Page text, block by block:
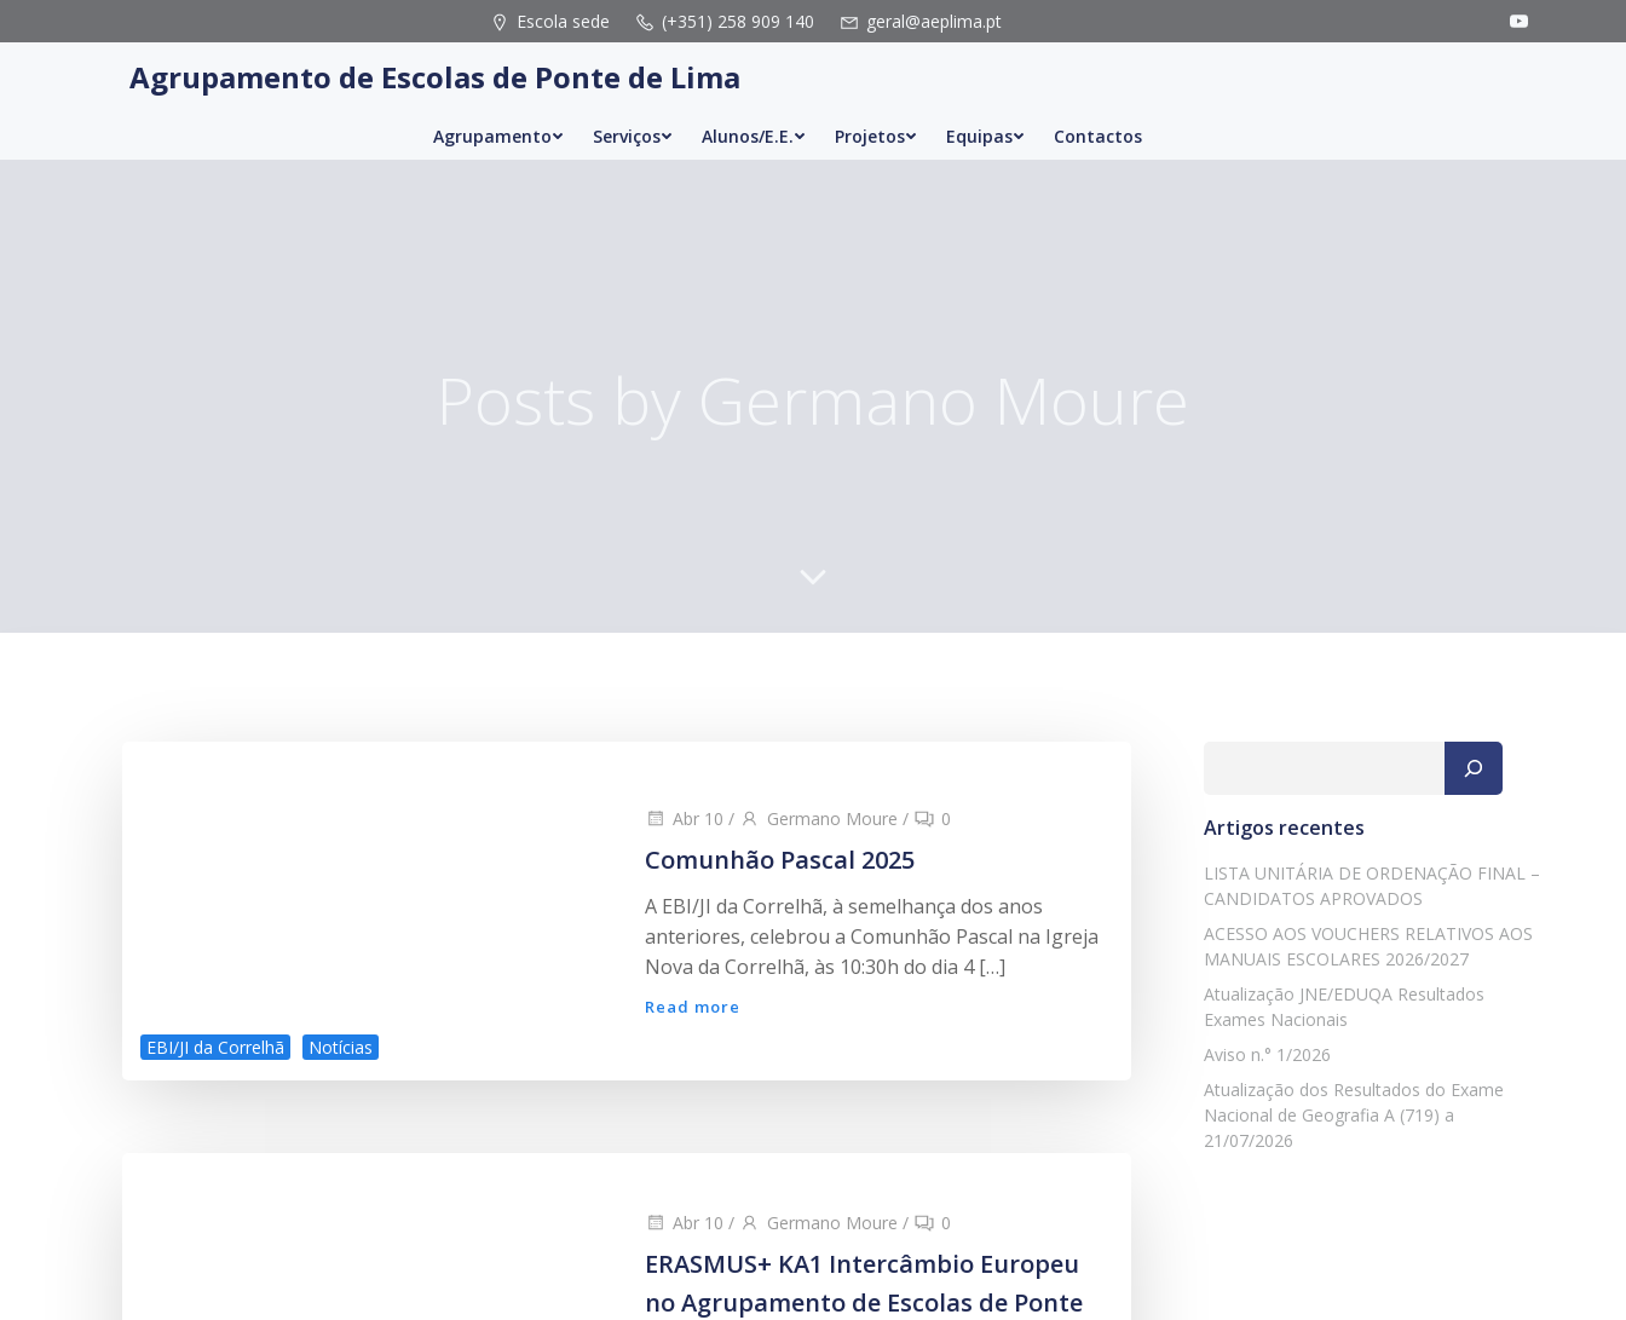
to
Escola sede (+351) 258 909 140 geral@aeplima.pt
Agrupamento de Escolas de Ponte de Lima
Agrupamento Serviços Alunos/E.E. Projetos Equipas Contactos
Posts by Germano Moure
EBI/JI da Correlhã Notícias
Abr 10 / Germano Moure / 0
Comunhão Pascal 2025
A EBI/JI da Correlhã, à semelhança dos anos
anteriores, celebrou a Comunhão Pascal na Igreja
Nova da Correlhã, às 10:30h do dia 4 […]
Read more
Abr 10 / Germano Moure / 0
ERASMUS+ KA1 Intercâmbio Europeu
no Agrupamento de Escolas de Ponte
Artigos recentes
LISTA UNITÁRIA DE ORDENAÇÃO FINAL –
CANDIDATOS APROVADOS
ACESSO AOS VOUCHERS RELATIVOS AOS
MANUAIS ESCOLARES 2026/2027
Atualização JNE/EDUQA Resultados
Exames Nacionais
Aviso n.° 1/2026
Atualização dos Resultados do Exame
Nacional de Geografia A (719) a
21/07/2026